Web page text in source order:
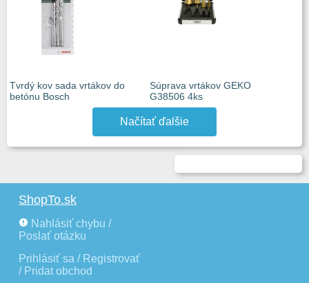
Tvrdý kov sada vrtákov do
betónu Bosch
Súprava vrtákov GEKO
G38506 4ks
Načítať ďalšie
ShopTo.sk
Nahlásiť chybu /
Poslať otázku
Prihlásiť sa / Registrovať
/ Pridat obchod